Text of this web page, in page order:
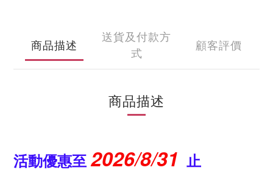
商品描述
送貨及付款方
式
顧客評價
商品描述
活動優惠至 2026/8/31 止